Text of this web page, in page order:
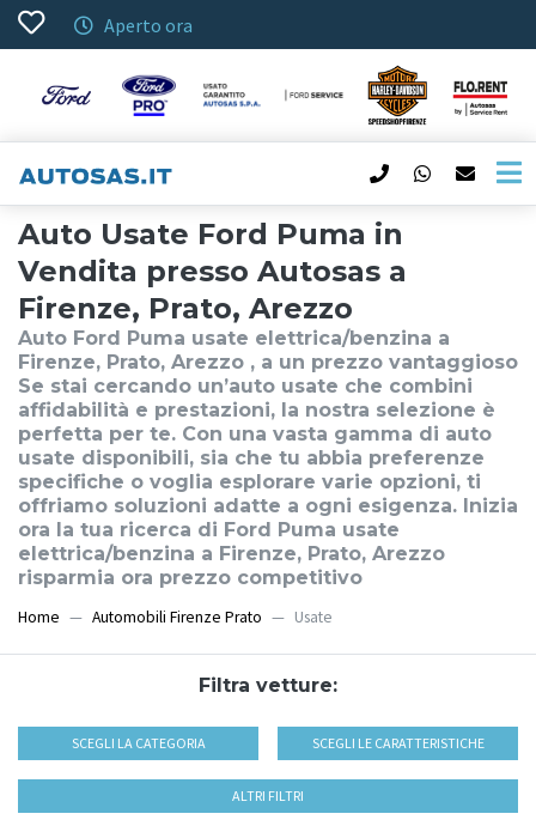
Aperto ora
Auto Usate Ford Puma in
Vendita presso Autosas a
Firenze, Prato, Arezzo
Auto Ford Puma usate elettrica/benzina a
Firenze, Prato, Arezzo , a un prezzo vantaggioso
Se stai cercando un’auto usate che combini
affidabilità e prestazioni, la nostra selezione è
perfetta per te. Con una vasta gamma di auto
usate disponibili, sia che tu abbia preferenze
specifiche o voglia esplorare varie opzioni, ti
offriamo soluzioni adatte a ogni esigenza. Inizia
ora la tua ricerca di Ford Puma usate
elettrica/benzina a Firenze, Prato, Arezzo
risparmia ora prezzo competitivo
Home Automobili Firenze Prato Usate
Filtra vetture:
SCEGLI LA CATEGORIA SCEGLI LE CARATTERISTICHE
ALTRI FILTRI